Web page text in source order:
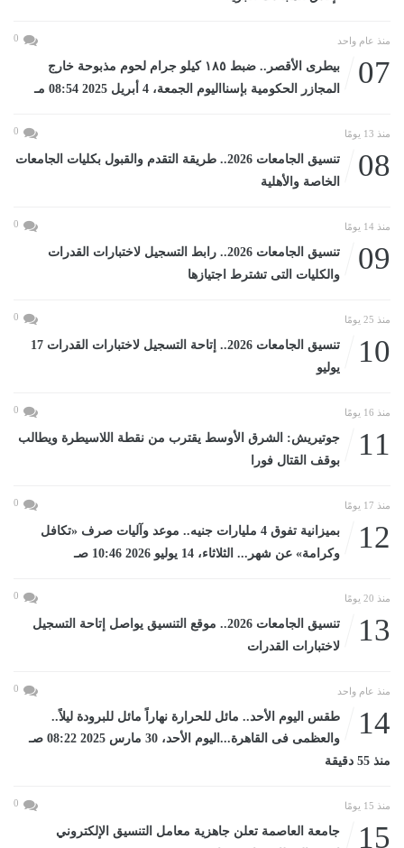
منذ عام واحد 0
07
بيطرى الأقصر.. ضبط ١٨٥ كيلو جرام لحوم مذبوحة خارج
المجازر الحكومية بإسنااليوم الجمعة، 4 أبريل 2025 08:54 مـ
منذ 13 يومًا 0
08
تنسيق الجامعات 2026.. طريقة التقدم والقبول بكليات الجامعات
الخاصة والأهلية
منذ 14 يومًا 0
09
تنسيق الجامعات 2026.. رابط التسجيل لاختبارات القدرات
والكليات التى تشترط اجتيازها
منذ 25 يومًا 0
10
تنسيق الجامعات 2026.. إتاحة التسجيل لاختبارات القدرات 17
يوليو
منذ 16 يومًا 0
11
جوتيريش: الشرق الأوسط يقترب من نقطة اللاسيطرة ويطالب
بوقف القتال فورا
منذ 17 يومًا 0
12
بميزانية تفوق 4 مليارات جنيه.. موعد وآليات صرف «تكافل
وكرامة» عن شهر... الثلاثاء، 14 يوليو 2026 10:46 صـ
منذ 20 يومًا 0
13
تنسيق الجامعات 2026.. موقع التنسيق يواصل إتاحة التسجيل
لاختبارات القدرات
منذ عام واحد 0
14
طقس اليوم الأحد.. مائل للحرارة نهاراً مائل للبرودة ليلاً..
والعظمى فى القاهرة...اليوم الأحد، 30 مارس 2025 08:22 صـ
منذ 55 دقيقة
منذ 15 يومًا 0
15
جامعة العاصمة تعلن جاهزية معامل التنسيق الإلكتروني